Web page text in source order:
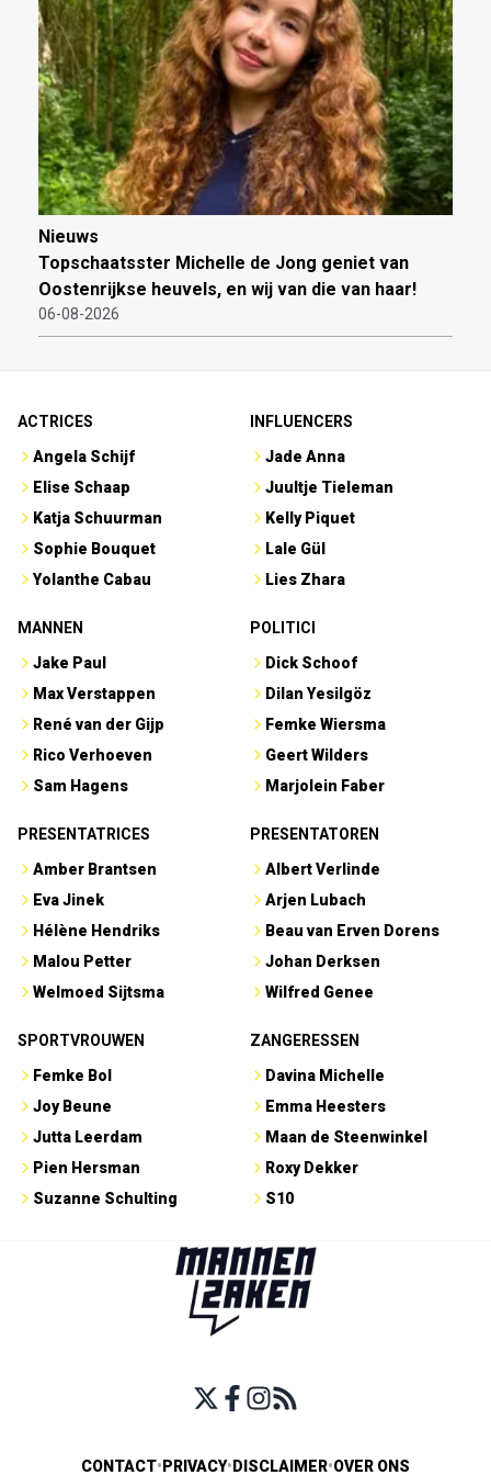
Nieuws
Topschaatsster Michelle de Jong geniet van
Oostenrijkse heuvels, en wij van die van haar!
06-08-2026
ACTRICES
Angela Schijf
Elise Schaap
Katja Schuurman
Sophie Bouquet
Yolanthe Cabau
INFLUENCERS
Jade Anna
Juultje Tieleman
Kelly Piquet
Lale Gül
Lies Zhara
MANNEN
Jake Paul
Max Verstappen
René van der Gijp
Rico Verhoeven
Sam Hagens
POLITICI
Dick Schoof
Dilan Yesilgöz
Femke Wiersma
Geert Wilders
Marjolein Faber
PRESENTATRICES
Amber Brantsen
Eva Jinek
Hélène Hendriks
Malou Petter
Welmoed Sijtsma
PRESENTATOREN
Albert Verlinde
Arjen Lubach
Beau van Erven Dorens
Johan Derksen
Wilfred Genee
SPORTVROUWEN
Femke Bol
Joy Beune
Jutta Leerdam
Pien Hersman
Suzanne Schulting
ZANGERESSEN
Davina Michelle
Emma Heesters
Maan de Steenwinkel
Roxy Dekker
S10
CONTACT• PRIVACY• DISCLAIMER•OVER ONS